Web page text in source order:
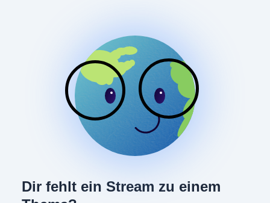
Dir fehlt ein Stream zu einem